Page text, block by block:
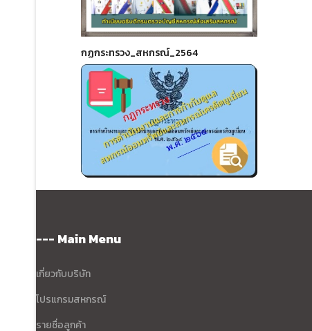
กฏกระทรวง_สหกรณ์_2564
--- Main Menu
เกี่ยวกับบริษัท
โปรแกรมสหกรณ์
รายชื่อลูกค้า